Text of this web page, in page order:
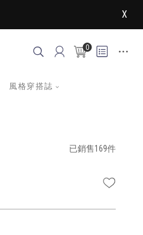
X
0
風格穿搭誌
已銷售169件